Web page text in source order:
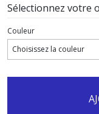
Sélectionnez votre
Couleur